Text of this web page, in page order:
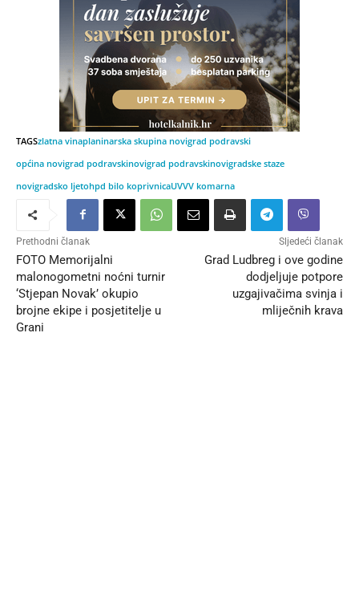
TAGSzlatna vinaplaninarska skupina novigrad podravski
općina novigrad podravskinovigrad podravskinovigradske staze
novigradsko ljetohpd bilo koprivnicaUVVV komarna
Prethodni članak
FOTO Memorijalni
malonogometni noćni turnir
‘Stjepan Novak’ okupio
brojne ekipe i posjetitelje u
Grani
Sljedeći članak
Grad Ludbreg i ove godine
dodjeljuje potpore
uzgajivačima svinja i
mliječnih krava